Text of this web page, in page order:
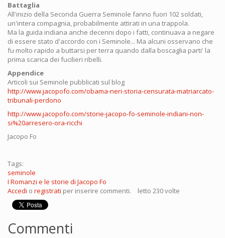
Battaglia
All'inizio della Seconda Guerra Seminole fanno fuori 102 soldati,
un'intera compagnia, probabilmente attirati in una trappola.
Ma la guida indiana anche decenni dopo i fatti, continuava a negare
di essere stato d'accordo con i Seminole... Ma alcuni osservano che
fu molto rapido a buttarsi per terra quando dalla boscaglia parti' la
prima scarica dei fucilieri ribelli.
Appendice
Articoli sui Seminole pubblicati sul blog
http://www.jacopofo.com/obama-neri-storia-censurata-matriarcato-
tribunali-perdono
http://www.jacopofo.com/storie-jacopo-fo-seminole-indiani-non-
si%20arresero-ora-ricchi
Jacopo Fo
Tags:
seminole
I Romanzi e le storie di Jacopo Fo
Accedi o registrati per inserire commenti. letto 230 volte
Commenti